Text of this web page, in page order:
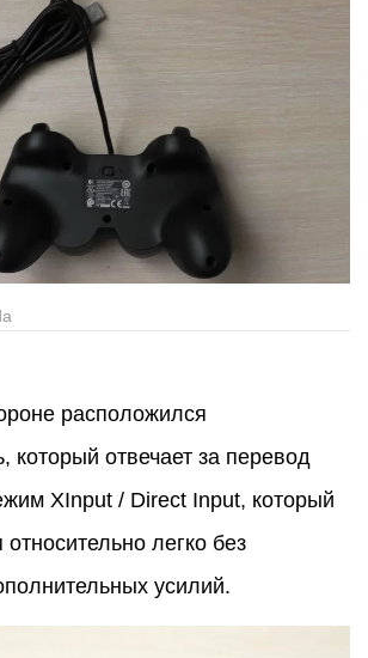
расположился
который отвечает за перевод
XInput / Direct Input, который
легко без
усилий.